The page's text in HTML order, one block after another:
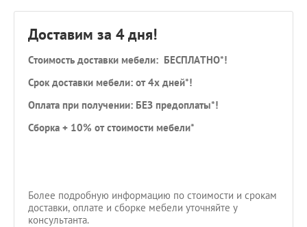
Доставим за 4 дня!
Стоимость доставки мебели: БЕСПЛАТНО*!
Срок доставки мебели: от 4х дней*!
Оплата при получении: БЕЗ предоплаты*!
Сборка + 10% от стоимости мебели*
Более подробную информацию по стоимости и срокам
доставки, оплате и сборке мебели уточняйте у
консультанта.